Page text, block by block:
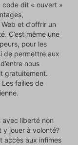
code dit « ouvert »
et d’offrir un
C’est même une
pour les
de permettre aux
nous
gratuitement.
Les failles de
avec liberté non
y jouer à volonté?
accès aux infimes